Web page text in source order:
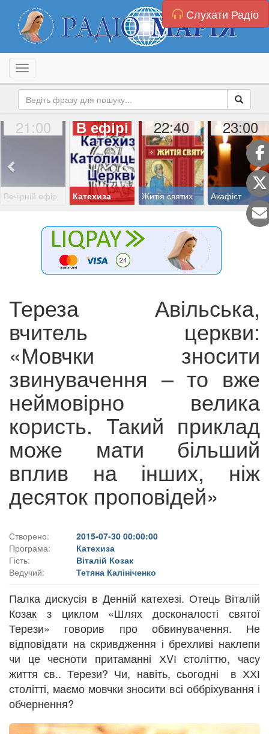
Слухати Радіо
Toggle navigation
21:00
Вечірній ефір
В ефірі
Катехиза
22:40
Житія святих
23:00
Акафіст
Тереза Авільська,
вчитель церкви:
«Мовчки зносити
звинувачення – то вже
неймовірно велика
користь. Такий приклад
може мати більший
вплив на інших, ніж
десяток проповідей»
Створено:
2015-07-30 00:00:00
Програма:
Катехиза
Гість:
Віталій Козак
Ведучий:
Тетяна Калініченко
Палка дискусія в Денній катехезі. Отець Віталій
Козак з циклом «Шлях досконалості святої
Терези» говорив про обвинувачення. Не
відповідати на скривдження і брехливі наклепи
чи це чесноти притаманні ХVІ століттю, часу
життя св.. Терези? Чи, навіть, сьогодні в ХХІ
столітті, маємо мовчки зносити всі оббріхування і
обчернення?